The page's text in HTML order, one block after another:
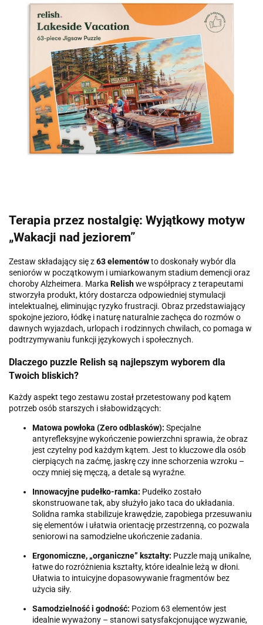
Terapia przez nostalgię: Wyjątkowy motyw
„Wakacji nad jeziorem”
Zestaw składający się z63 elementówto doskonały wybór dla
seniorów w początkowym i umiarkowanym stadium demencji oraz
choroby Alzheimera. Marka Relishwe współpracy z terapeutami
stworzyła produkt, który dostarcza odpowiedniej stymulacji
intelektualnej, eliminując ryzyko frustracji. Obraz przedstawiający
spokojne jezioro, łódkę i naturę naturalnie zachęca do rozmów o
dawnych wyjazdach, urlopach i rodzinnych chwilach, co pomaga w
podtrzymywaniu funkcji językowych i społecznych.
Dlaczego puzzle Relish są najlepszym wyborem dla
Twoich bliskich?
Każdy aspekt tego zestawu został przetestowany pod kątem
potrzeb osób starszych i słabowidzących:
Matowa powłoka (Zero odblasków): Specjalne
antyrefleksyjne wykończenie powierzchni sprawia, że obraz
jest czytelny pod każdym kątem. Jest to kluczowe dla osób
cierpiących na zaćmę, jaskrę czy inne schorzenia wzroku –
oczy mniej się męczą, a detale są wyraźne.
Innowacyjne pudełko-ramka: Pudełko zostało
skonstruowane tak, aby służyło jako taca do układania.
Solidna ramka stabilizuje krawędzie, zapobiega przesuwaniu
się elementów i ułatwia orientację przestrzenną, co pozwala
seniorowi na samodzielne ukończenie zadania.
Ergonomiczne, „organiczne” kształty: Puzzle mają unikalne,
łatwe do rozróżnienia kształty, które idealnie leżą w dłoni.
Ułatwia to intuicyjne dopasowywanie fragmentów bez
użycia siły.
Samodzielność i godność: Poziom 63 elementów jest
idealnie wyważony – stanowi satysfakcjonujące wyzwanie,